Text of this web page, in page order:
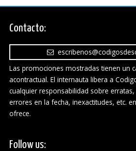
Contacto:
Las promociones mostradas tienen un
acontractual. El internauta libera a
cualquier responsabilidad sobre
errores en la fecha, inexactitudes, etc.
ofrece.
Follow us: